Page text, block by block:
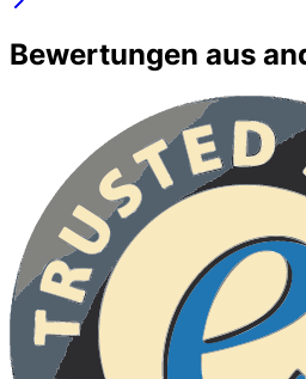
Bewertungen aus